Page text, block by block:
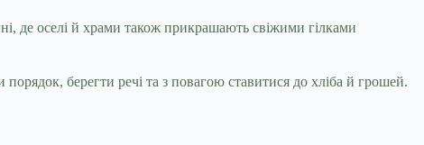
де оселі й храми також прикрашають свіжими гілками
берегти речі та з повагою ставитися до хліба й грошей.